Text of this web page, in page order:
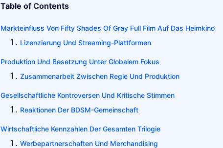
Table of Contents
Markteinfluss Von Fifty Shades Of Gray Full Film Auf Das Heimkino
Lizenzierung Und Streaming-Plattformen
Produktion Und Besetzung Unter Globalem Fokus
Zusammenarbeit Zwischen Regie Und Produktion
Gesellschaftliche Kontroversen Und Kritische Stimmen
Reaktionen Der BDSM-Gemeinschaft
Wirtschaftliche Kennzahlen Der Gesamten Trilogie
Werbepartnerschaften Und Merchandising